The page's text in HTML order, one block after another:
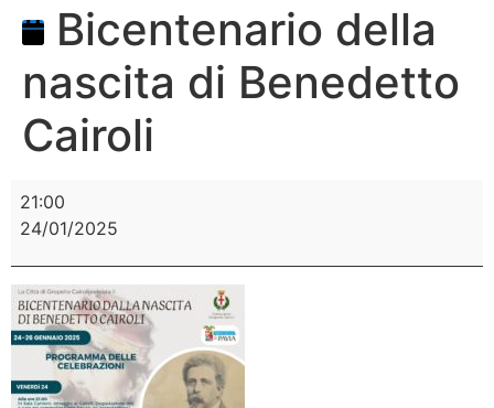
Bicentenario della
nascita di Benedetto
Cairoli
21:00
24/01/2025